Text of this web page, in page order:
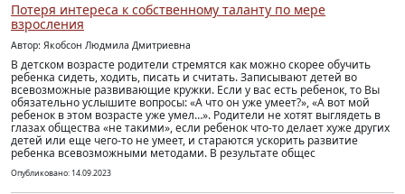
Потеря интереса к собственному таланту по мере
взросления
Автор: Якобсон Людмила Дмитриевна
В детском возрасте родители стремятся как можно скорее обучить
ребенка сидеть, ходить, писать и считать. Записывают детей во
всевозможные развивающие кружки. Если у вас есть ребенок, то Вы
обязательно услышите вопросы: «А что он уже умеет?», «А вот мой
ребенок в этом возрасте уже умел…». Родители не хотят выглядеть в
глазах общества «не такими», если ребенок что-то делает хуже других
детей или еще чего-то не умеет, и стараются ускорить развитие
ребенка всевозможными методами. В результате общес
Опубликовано: 14.09.2023